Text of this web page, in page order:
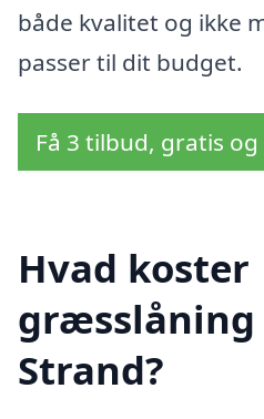
både kvalitet og ikke
passer til dit budget.
Få 3 tilbud, gratis
Hvad koster
græsslåning
Strand?